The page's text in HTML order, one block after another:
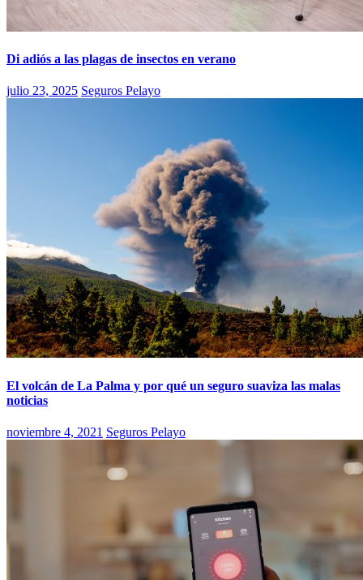
Di adiós a las plagas de insectos en verano
julio 23, 2025 Seguros Pelayo
El volcán de La Palma y por qué un seguro suaviza las malas
noticias
noviembre 4, 2021 Seguros Pelayo